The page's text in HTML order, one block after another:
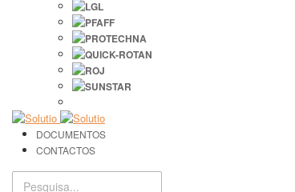
DOCUMENTOS
CONTACTOS